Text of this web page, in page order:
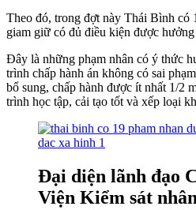
Theo đó, trong đợt này Thái Bình có
giam giữ có đủ điều kiện được hưởng
Đây là những phạm nhân có ý thức
trình chấp hành án không có sai
bổ sung, chấp hành được ít nhất 1/2
trình học tập, cải tạo tốt và xếp loại
Đại diện lãnh đạo
Viện Kiểm sát